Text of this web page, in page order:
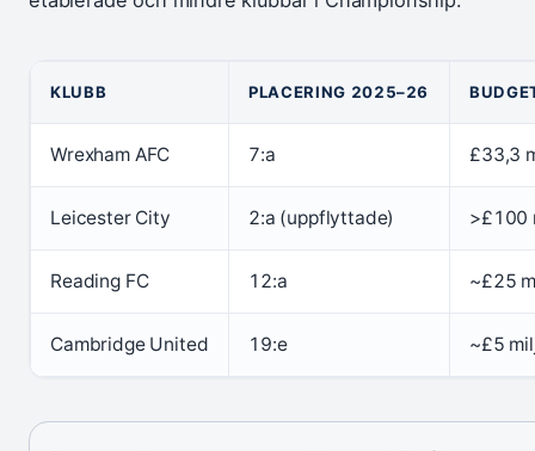
KLUBB PLACERING 2025–26
Wrexham AFC 7:a £33,3
Leicester City 2:a (uppflyttade) >£100
Reading FC 12:a ~£25
Cambridge United 19:e ~£5